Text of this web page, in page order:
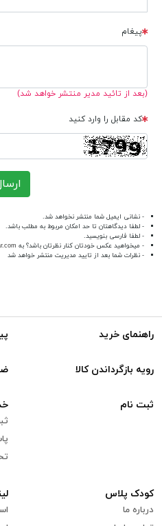
پیغام
(بعد از تائید مدیر منتشر خواهد شد)
کد مقابل را وارد کنید
- نشانی ایمیل شما منتشر نخواهد شد.
- لطفا دیدگاهتان تا حد امکان مربوط به مطلب باشد.
- لطفا فارسی بنویسید.
- میخواهید عکس خودتان کنار نظرتان باشد؟ به
- نظرات شما بعد از تایید مدیریت منتشر خواهد شد
راهنمای خرید
رویه بازگرداندن کالا
ثبت نام
کودک پلاس
درباره ما